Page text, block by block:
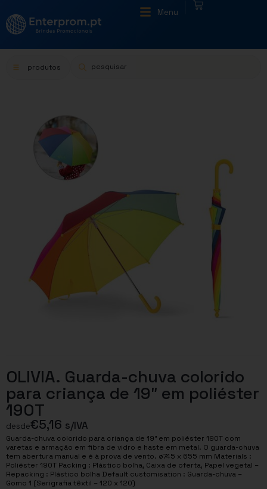
Menu
produtos
OLIVIA. Guarda-chuva colorido
para criança de 19″ em poliéster
190T
desde€5,16 s/IVA
Guarda-chuva colorido para criança de 19″ em poliéster 190T com
varetas e armação em fibra de vidro e haste em metal. O guarda-chuva
tem abertura manual e é à prova de vento. ø745 x 655 mm Materials :
Poliéster 190T Packing : Plástico bolha, Caixa de oferta, Papel vegetal –
Repacking : Plástico bolha Default customisation : Guarda-chuva –
Gomo 1 (Serigrafia têxtil – 120 x 120)